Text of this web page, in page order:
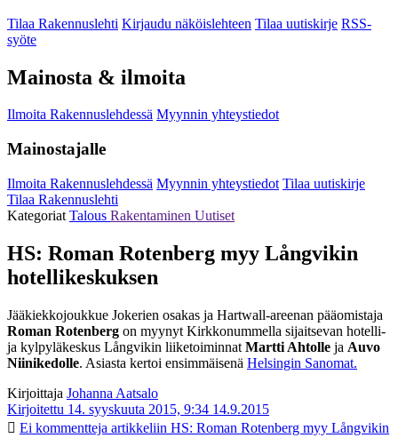
Tilaa Rakennuslehti Kirjaudu näköislehteen Tilaa uutiskirje RSS-
syöte
Mainosta & ilmoita
Ilmoita Rakennuslehdessä Myynnin yhteystiedot
Mainostajalle
Ilmoita Rakennuslehdessä Myynnin yhteystiedot Tilaa uutiskirje
Tilaa Rakennuslehti
Kategoriat Talous Rakentaminen Uutiset
HS: Roman Rotenberg myy Långvikin
hotellikeskuksen
Jääkiekkojoukkue Jokerien osakas ja Hartwall-areenan pääomistaja
Roman Rotenberg on myynyt Kirkkonummella sijaitsevan hotelli-
ja kylpyläkeskus Långvikin liiketoiminnat Martti Ahtolle ja Auvo
Niinikedolle. Asiasta kertoi ensimmäisenä Helsingin Sanomat.
Kirjoittaja Johanna Aatsalo
Kirjoitettu 14. syyskuuta 2015, 9:34 14.9.2015
Ei kommentteja artikkeliin HS: Roman Rotenberg myy Långvikin